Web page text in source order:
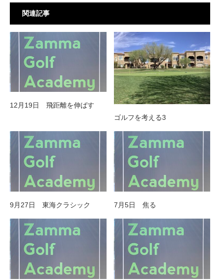
関連記事
12月19日 飛距離を伸ばす
ゴルフを考える3
9月27日 東海クラシック 7月5日 焦る